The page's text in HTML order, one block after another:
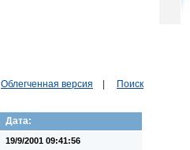
Облегченная версия
Поиск
Дата:
19/9/2001 09:41:56